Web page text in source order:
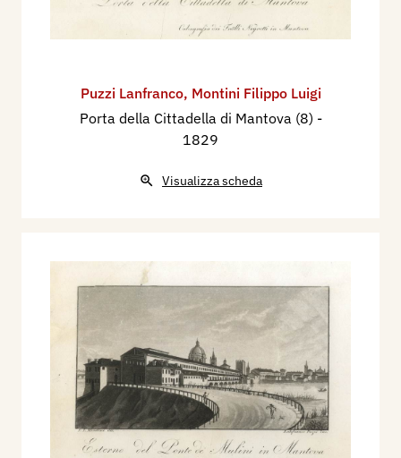
Puzzi Lanfranco, Montini Filippo Luigi
Porta della Cittadella di Mantova (8) -
1829
Visualizza scheda